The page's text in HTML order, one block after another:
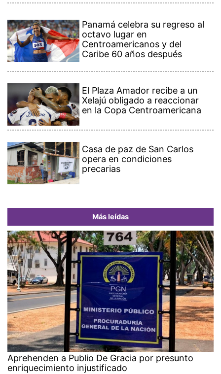
Panamá celebra su regreso al
octavo lugar en
Centroamericanos y del
Caribe 60 años después
El Plaza Amador recibe a un
Xelajú obligado a reaccionar
en la Copa Centroamericana
Casa de paz de San Carlos
opera en condiciones
precarias
Más leídas
Aprehenden a Publio De Gracia por presunto
enriquecimiento injustificado